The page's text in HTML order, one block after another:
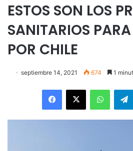
ESTOS SON LOS
SANITARIOS
POR CHILE
septiembre 14, 2021 674 1
Facebook
X